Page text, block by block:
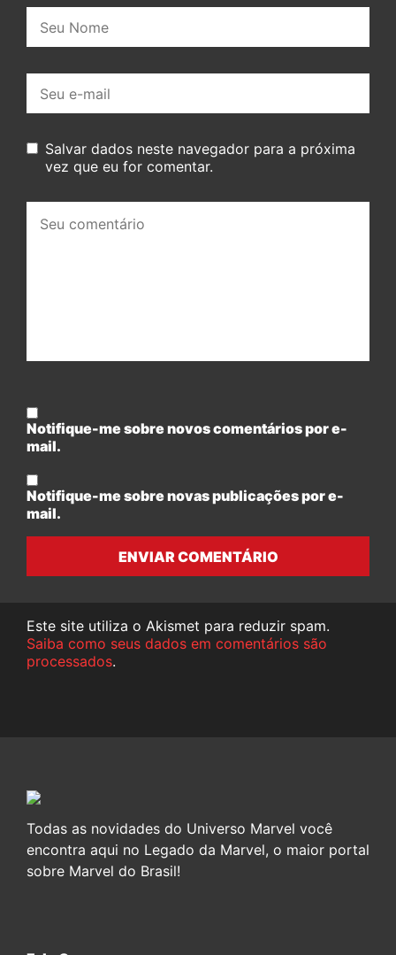
mail:
Salvar dados neste navegador para a próxima
vez que eu for comentar.
comentário:
Notifique-me sobre novos comentários por e-
mail.
Notifique-me sobre novas publicações por e-
mail.
ENVIAR COMENTÁRIO
Este site utiliza o Akismet para reduzir spam.
Saiba como seus dados em comentários são
processados.
Todas as novidades do Universo Marvel você
encontra aqui no Legado da Marvel, o maior portal
sobre Marvel do Brasil!